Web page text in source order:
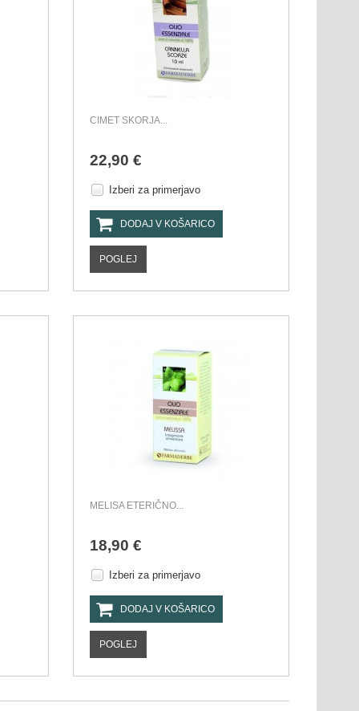
CIMET SKORJA...
22,90 €
Izberi za primerjavo
DODAJ V KOŠARICO
POGLEJ
MELISA ETERIČNO...
18,90 €
Izberi za primerjavo
DODAJ V KOŠARICO
POGLEJ